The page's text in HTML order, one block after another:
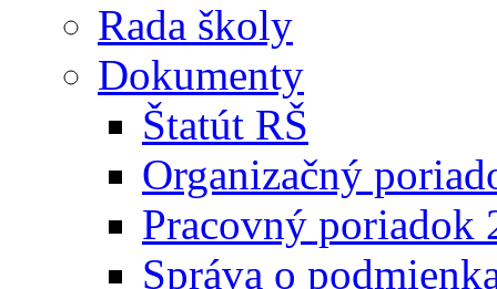
Rada školy
Dokumenty
Štatút RŠ
Organizačný
Pracovný poriadok
Správa o